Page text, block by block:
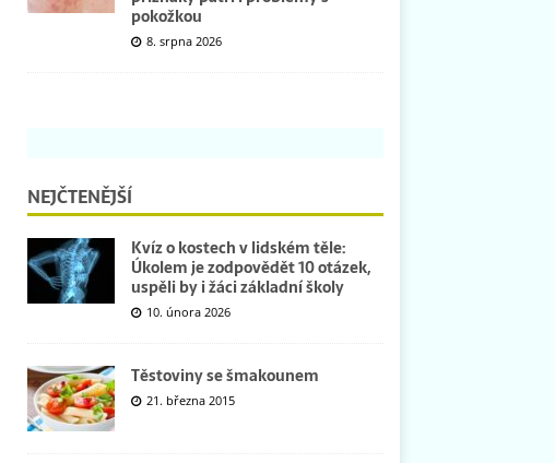
pokožkou
8. srpna 2026
NEJČTENĚJŠÍ
Kvíz o kostech v lidském těle:
Úkolem je zodpovědět 10 otázek,
uspěli by i žáci základní školy
10. února 2026
Těstoviny se šmakounem
21. března 2015